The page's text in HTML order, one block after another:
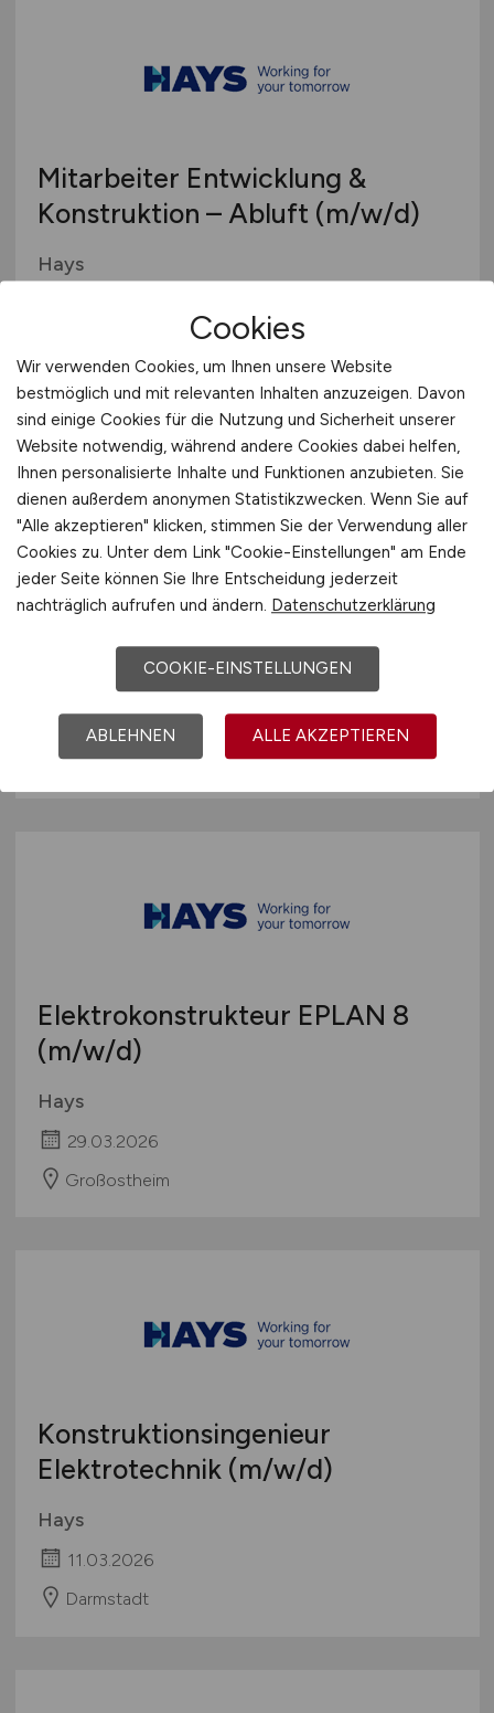
Mitarbeiter Entwicklung &
Konstruktion – Abluft (m/w/d)
Hays
Elektriker/ Mechatroniker
Frankfurt
Elektrokonstrukteur EPLAN 8
(m/w/d)
Hays
29.03.2026
Großostheim
Konstruktionsingenieur
Elektrotechnik (m/w/d)
Hays
11.03.2026
Darmstadt
Cookies
Wir verwenden Cookies, um Ihnen unsere Website
bestmöglich und mit relevanten Inhalten anzuzeigen. Davon
sind einige Cookies für die Nutzung und Sicherheit unserer
Website notwendig, während andere Cookies dabei helfen,
Ihnen personalisierte Inhalte und Funktionen anzubieten. Sie
dienen außerdem anonymen Statistikzwecken. Wenn Sie auf
"Alle akzeptieren" klicken, stimmen Sie der Verwendung aller
Cookies zu. Unter dem Link "Cookie-Einstellungen" am Ende
jeder Seite können Sie Ihre Entscheidung jederzeit
nachträglich aufrufen und ändern. Datenschutzerklärung
COOKIE-EINSTELLUNGEN
ABLEHNEN ALLE AKZEPTIEREN